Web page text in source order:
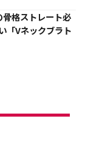
骨格ストレート必
「Vネックブラト